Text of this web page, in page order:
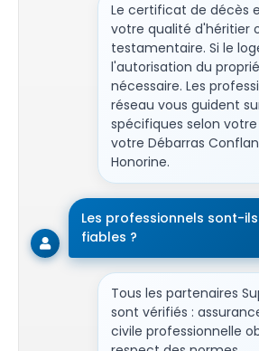
Le certificat de décès
votre qualité d'héritier
testamentaire. Si le
l'autorisation du
nécessaire. Les
réseau vous guident
spécifiques selon
votre Débarras
Honorine.
Les professionnels sont-
fiables ?
Tous les partenaires
sont vérifiés :
civile professionnelle